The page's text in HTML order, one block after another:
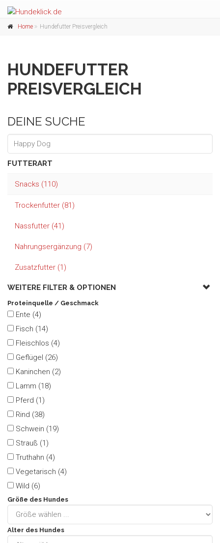
Home Hundefutter Preisvergleich
HUNDEFUTTER
PREISVERGLEICH
DEINE SUCHE
FUTTERART
Snacks (110)
Trockenfutter (81)
Nassfutter (41)
Nahrungsergänzung (7)
Zusatzfutter (1)
WEITERE FILTER & OPTIONEN
Proteinquelle / Geschmack
Ente (4)
Fisch (14)
Fleischlos (4)
Geflügel (26)
Kaninchen (2)
Lamm (18)
Pferd (1)
Rind (38)
Schwein (19)
Strauß (1)
Truthahn (4)
Vegetarisch (4)
Wild (6)
Größe des Hundes
Alter des Hundes